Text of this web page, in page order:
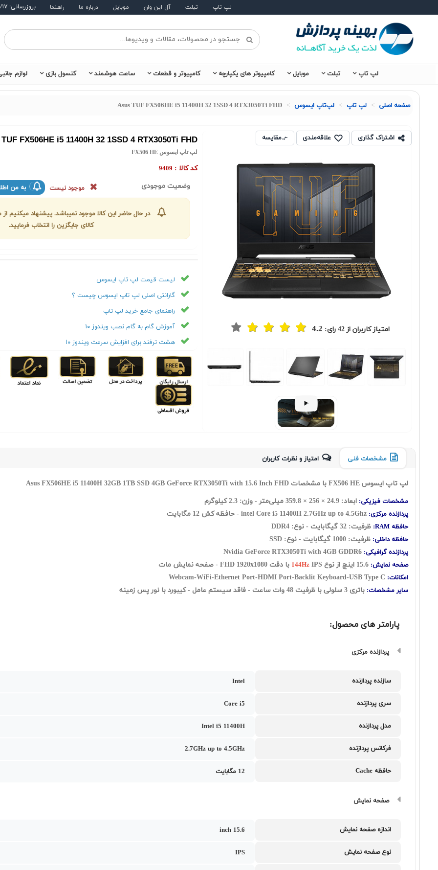
لپ تاپ تبلت آل این وان موبایل درباره ما راهنما بروزرسانی: ۱۴۰۵/۵/۱۷
لپ تاپ تبلت موبایل کامپیوتر های یکپارچه کامپیوتر و قطعات ساعت هوشمند کنسول بازی لوازم
صفحه اصلی لپ تاپ لپ‌تاپ ایسوس Asus TUF FX506HE i5 11400H 32 1SSD 4 RTX3050Ti FHD
اشتراک گذاری علاقه‌مندی مقایسه
امتیاز کاربران از42رای: 4.2
Previous
Next
FX506HE i5 11400H 32 1SSD 4 RTX3050Ti FHD
لپ تاپ ایسوس FX506 HE
کد کالا : 9409
وضعیت موجودی موجود نیست به من
در حال حاضر این کالا موجود نمیباشد. پیشنهاد میکنیم
کالای جایگزین را انتخاب فرمایید.
لیست قیمت لپ تاپ ایسوس
گارانتی اصلی لپ تاپ ایسوس چیست ؟
راهنمای جامع خرید لپ تاپ
آموزش گام به گام نصب ویندوز ۱۰
هشت ترفند برای افزایش سرعت ویندوز ۱۰
مشخصات فنی امتیاز و نظرات کاربران
لپ تاپ ایسوس FX506 HE با مشخصات Asus FX506HE i5 11400H 32GB 1TB SSD 4GB GeForce RTX3050Ti with 15.6 Inch FHD
مشخصات فیزیکی: ابعاد: 24.9 × 256
×
359.8میلی‌متر - وزن: 2.3 کیلوگرم
پردازنده مرکزی: intel Core i5 11400H 2.7GHz up to 4.5Ghz - حافظه کش 12 مگابایت
حافظه RAM: ظرفیت: 32 گيگابايت - نوع: DDR4
حافظه داخلی: ظرفیت: 1000 گیگابایت - نوع: SSD
پردازنده گرافیکی:
صفحه نمایش: 144Hz IPS با دقت FHD 1920x1080 - صفحه نمایش مات
امکانات:
سایر مشخصات: باتری 3 سلولی با ظرفیت 48 وات ساعت - فاقد سیستم عامل - کیبورد با نور پس زمینه
پارامتر های محصول:
پردازنده مرکزی
سازنده پردازنده Intel
سری پردازنده Core i5
مدل پردازنده Intel i5 11400H
فرکانس پردازنده 2.7GHz up to 4.5GHz
حافظه Cache 12 مگابایت
صفحه نمایش
اندازه صفحه نمایش 15.6 inch
نوع صفحه نمایش IPS